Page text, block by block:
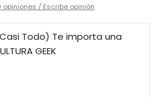
opiniones / Escribe opinión